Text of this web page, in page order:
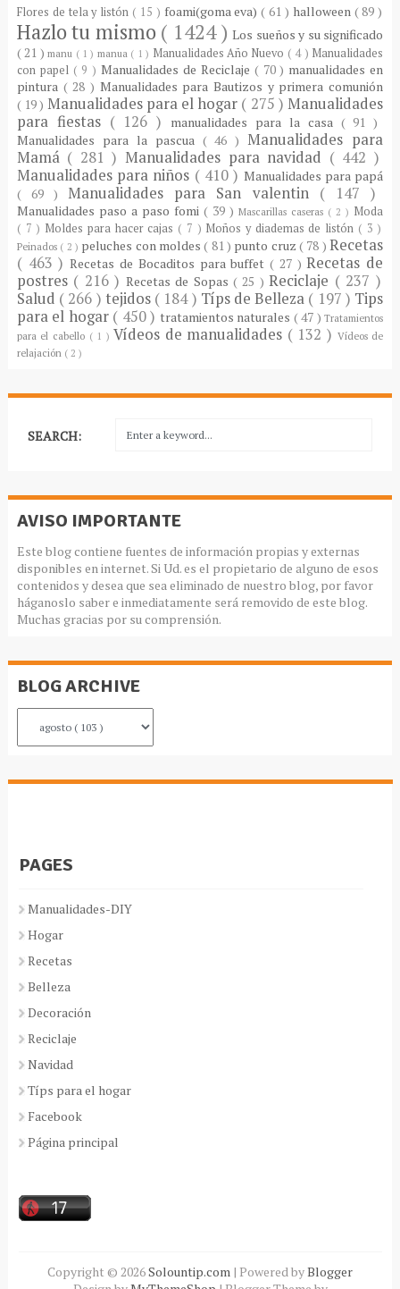
Flores de tela y listón ( 15 ) foami(goma eva)( 61 ) halloween ( 89 )
Hazlo tu mismo ( 1424 )Los sueños y su significado
( 21 )manu ( 1 ) manua ( 1 ) Manualidades Año Nuevo ( 4 ) Manualidades
con papel ( 9 )Manualidades de Reciclaje ( 70 ) manualidades en
pintura ( 28 ) Manualidades para Bautizos y primera comunión
( 19 ) Manualidades para el hogar ( 275 )Manualidades
para fiestas ( 126 ) manualidades para la casa ( 91 )
Manualidades para la pascua ( 46 )Manualidades para
Mamá ( 281 ) Manualidades para navidad ( 442 )
Manualidades para niños ( 410 ) Manualidades para papá
( 69 )Manualidades para San valentin ( 147 )
Manualidades paso a paso fomi ( 39 )Mascarillas caseras ( 2 ) Moda
( 7 ) Moldes para hacer cajas ( 7 ) Moños y diademas de listón ( 3 )
Peinados ( 2 ) peluches con moldes( 81 ) punto cruz( 78 )Recetas
( 463 )Recetas de Bocaditos para buffet( 27 )Recetas de
postres ( 216 ) Recetas de Sopas( 25 )Reciclaje ( 237 )
Salud ( 266 ) tejidos ( 184 ) Típs de Belleza ( 197 ) Tips
para el hogar ( 450 ) tratamientos naturales ( 47 )Tratamientos
para el cabello ( 1 ) Vídeos de manualidades ( 132 ) Vídeos de
relajación ( 2 )
SEARCH:
AVISO IMPORTANTE
Este blog contiene fuentes de información propias y externas
disponibles en internet. Si Ud. es el propietario de alguno de esos
contenidos y desea que sea eliminado de nuestro blog, por favor
háganoslo saber e inmediatamente será removido de este blog.
Muchas gracias por su comprensión.
BLOG ARCHIVE
PAGES
Manualidades-DIY
Hogar
Recetas
Belleza
Decoración
Reciclaje
Navidad
Típs para el hogar
Facebook
Página principal
Copyright ©2026Solountip.com | Powered byBlogger